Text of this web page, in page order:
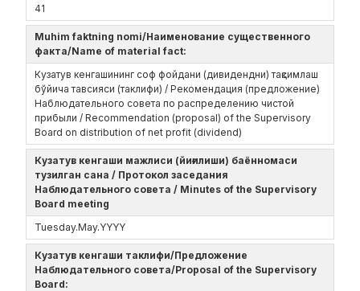
41
Muhim faktning nomi/Наименование существенного
факта/Name of material fact:
Кузатув кенгашининг соф фойдани (дивидендни) тақсимлаш
бўйича тавсияси (таклифи) / Рекомендация (предложение)
Наблюдательного совета по распределению чистой
прибыли / Recommendation (proposal) of the Supervisory
Board on distribution of net profit (dividend)
Кузатув кенгаши мажлиси (йиғилиши) баённомаси
тузилган сана / Протокол заседания
Наблюдательного совета / Minutes of the Supervisory
Board meeting
Tuesday.May.YYYY
Кузатув кенгаши таклифи/Предложение
Наблюдательного совета/Proposal of the Supervisory
Board: